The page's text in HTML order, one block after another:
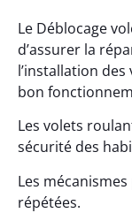
Le Déblocage
d’assurer la
l’installation
bon
Les volets
sécurité des
Les
répétées.